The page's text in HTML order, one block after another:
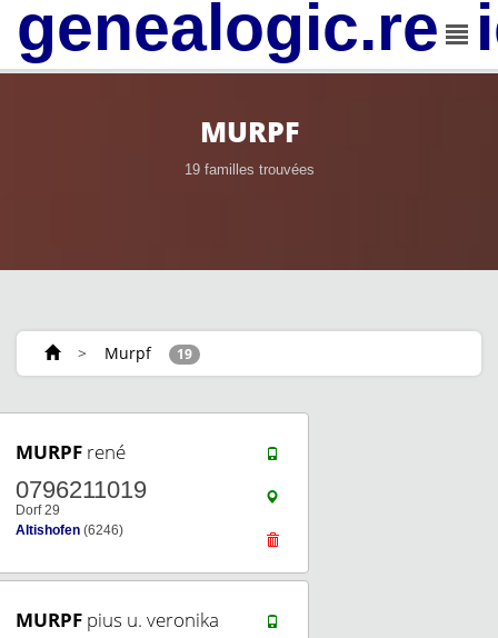
MURPF
19 familles trouvées
> Murpf 19
MURPF rené
0796211019
Dorf 29
Altishofen (6246)
MURPF pius u. veronika